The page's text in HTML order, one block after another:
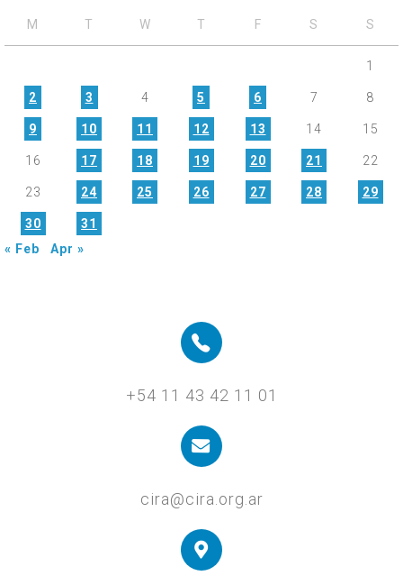
M T W T F S S
1
2 3 4 5 6 7 8
9 10 11 12 13 14 15
16 17 18 19 20 21 22
23 24 25 26 27 28 29
30
31
« Feb
Apr »
+54 11 43 42 11 01
cira@cira.org.ar